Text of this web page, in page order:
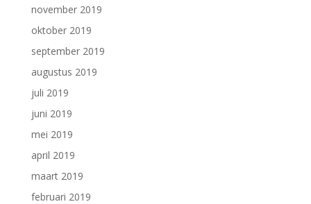
november 2019
oktober 2019
september 2019
augustus 2019
juli 2019
juni 2019
mei 2019
april 2019
maart 2019
februari 2019